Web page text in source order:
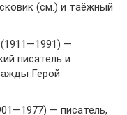
(см.) и таёжный
—
писатель и
Герой
— писатель,